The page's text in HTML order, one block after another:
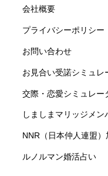
会社概要
プライバシーポリシー
お問い合わせ
お見合い受諾シミュレ
交際・恋愛シミュレー
しましまマリッジメ
NNR（日本仲人連盟
ルノルマン婚活占い